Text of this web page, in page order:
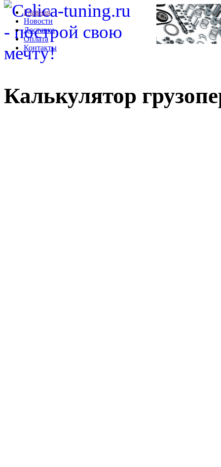
Главная
Новости
Доставка
Оплата
Контакты
Калькулятор